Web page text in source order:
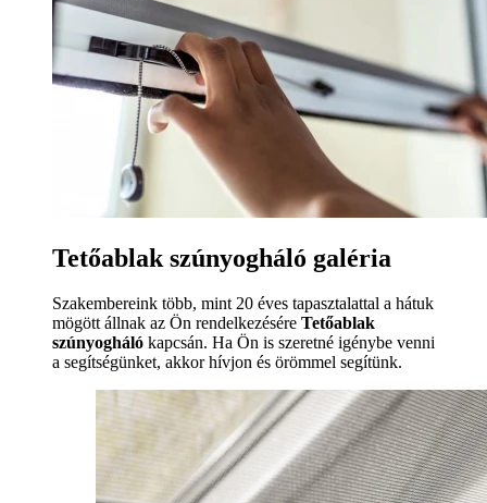
Tetőablak szúnyogháló galéria
Szakembereink több, mint 20 éves tapasztalattal a hátuk
mögött állnak az Ön rendelkezésére Tetőablak
szúnyogháló kapcsán. Ha Ön is szeretné igénybe venni
a segítségünket, akkor hívjon és örömmel segítünk.